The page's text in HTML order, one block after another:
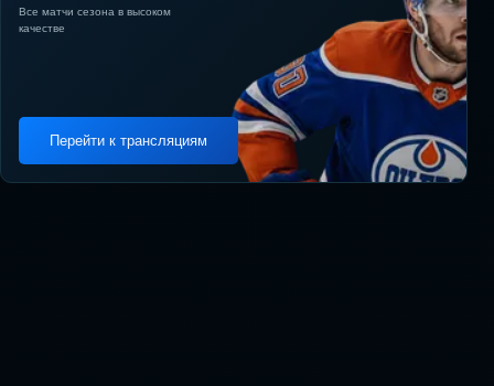
Все матчи сезона в высоком
качестве
Перейти к трансляциям